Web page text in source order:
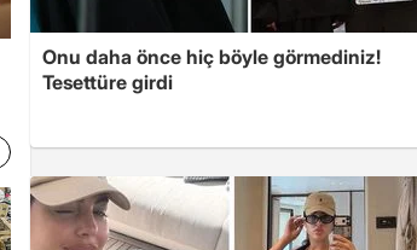
Onu daha önce hiç böyle görmediniz!
Tesettüre girdi